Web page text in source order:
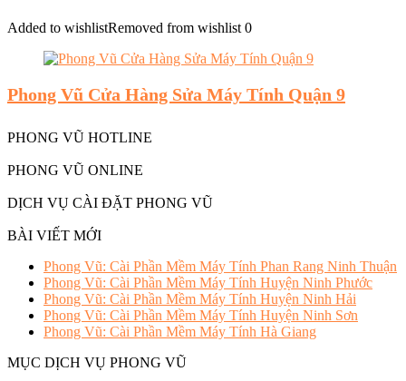
Added to wishlistRemoved from wishlist 0
Phong Vũ Cửa Hàng Sửa Máy Tính Quận 9
PHONG VŨ HOTLINE
PHONG VŨ ONLINE
DỊCH VỤ CÀI ĐẶT PHONG VŨ
BÀI VIẾT MỚI
Phong Vũ: Cài Phần Mềm Máy Tính Phan Rang Ninh Thuận
Phong Vũ: Cài Phần Mềm Máy Tính Huyện Ninh Phước
Phong Vũ: Cài Phần Mềm Máy Tính Huyện Ninh Hải
Phong Vũ: Cài Phần Mềm Máy Tính Huyện Ninh Sơn
Phong Vũ: Cài Phần Mềm Máy Tính Hà Giang
MỤC DỊCH VỤ PHONG VŨ